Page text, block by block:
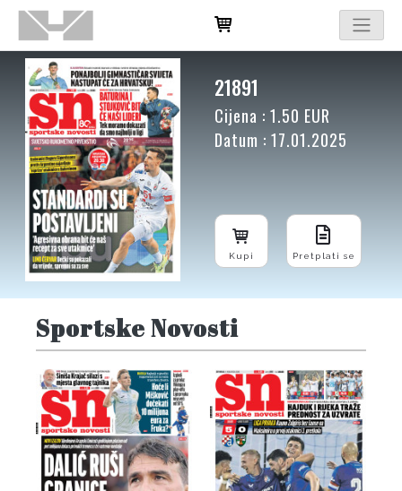
21891
Cijena : 1.50 EUR
Datum : 17.01.2025
Kupi Pretplati se
Sportske Novosti